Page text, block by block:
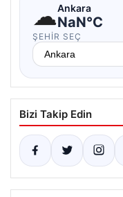
☁Ankara
NaN°C
ŞEHIR SEÇ
Bizi Takip Edin